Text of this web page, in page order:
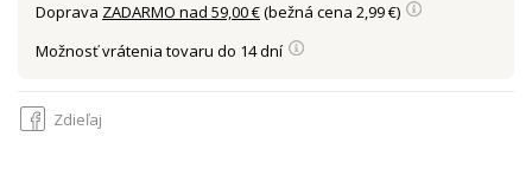
Doprava ZADARMO nad 59,00 €(bežná cena 2,99 €)
Možnosť vrátenia tovaru do 14 dní
Zdieľaj